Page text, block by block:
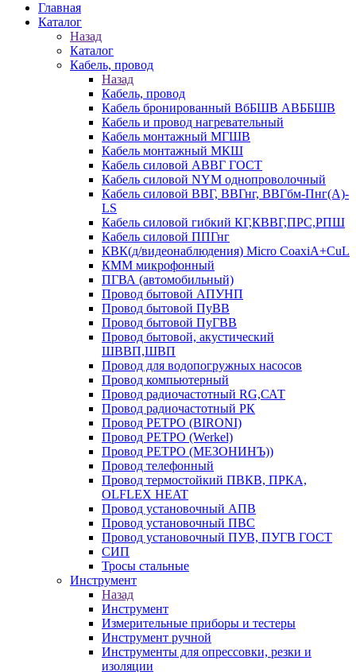
Главная
Каталог
Назад
Каталог
Кабель, провод
Назад
Кабель, провод
Кабель бронированный ВбБШВ АВББШВ
Кабель и провод нагревательный
Кабель монтажный МГШВ
Кабель монтажный МКШ
Кабель силовой АВВГ ГОСТ
Кабель силовой NYM однопроволочный
Кабель силовой ВВГ, ВВГнг, ВВГбм-Пнг(А)-
LS
Кабель силовой гибкий КГ,КВВГ,ПРС,РПШ
Кабель силовой ППГнг
КВК(д/видеонаблюдения) Micro CoaxiA+CuL
КММ микрофонный
ПГВА (автомобильный)
Провод бытовой АПУНП
Провод бытовой ПуВВ
Провод бытовой ПуГВВ
Провод бытовой, акустический
ШВВП,ШВП
Провод для водопогружных насосов
Провод компьютерный
Провод радиочастотный RG,САТ
Провод радиочастотный РК
Провод РЕТРО (BIRONI)
Провод РЕТРО (Werkel)
Провод РЕТРО (МЕЗОНИНЪ))
Провод телефонный
Провод термостойкий ПВКВ, ПРКА,
OLFLEX HEAT
Провод установочный АПВ
Провод установочный ПВС
Провод установочный ПУВ, ПУГВ ГОСТ
СИП
Тросы стальные
Инструмент
Назад
Инструмент
Измерительные приборы и тестеры
Инструмент ручной
Инструменты для опрессовки, резки и
изоляции